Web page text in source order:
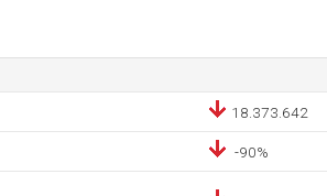
18.373.642
-90%